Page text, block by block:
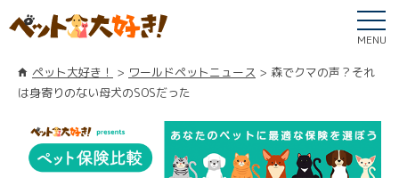
MENU
ペット大好き！ ワールドペットニュース
森でクマの声？それ
は身寄りのない母犬のSOSだった